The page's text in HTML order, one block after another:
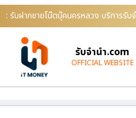
: รับฝากขายโน๊ตบุ๊คนครหลวง บริการรั
รับจํานํา.com
OFFICIAL WEBSITE